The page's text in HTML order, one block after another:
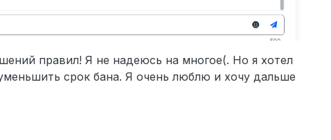
правил! Я не надеюсь на многое(. Но я хотел
срок бана. Я очень люблю и хочу дальше